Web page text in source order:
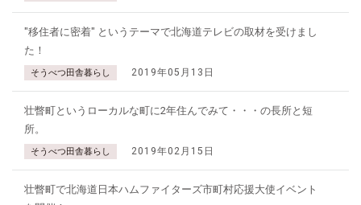
"移住者に密着" というテーマで北海道テレビの取材を受けまし
た！
そうべつ田舎暮らし 2019年05月13日
壮瞥町というローカルな町に2年住んでみて・・・の長所と短
所。
そうべつ田舎暮らし 2019年02月15日
壮瞥町で北海道日本ハムファイターズ市町村応援大使イベント